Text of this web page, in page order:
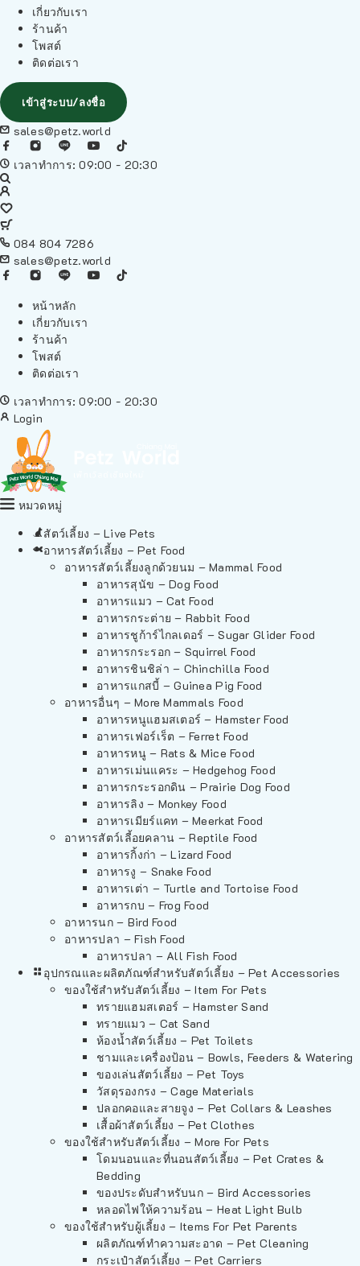
เกี่ยวกับเรา
ร้านค้า
โพสต์
ติดต่อเรา
เข้าสู่ระบบ/ลงชื่อ
sales@petz.world
เวลาทำการ: 09:00 - 20:30
084 804 7286
sales@petz.world
หน้าหลัก
เกี่ยวกับเรา
ร้านค้า
โพสต์
ติดต่อเรา
เวลาทำการ: 09:00 - 20:30
Login
หมวดหมู่
สัตว์เลี้ยง – Live Pets
อาหารสัตว์เลี้ยง – Pet Food
อาหารสัตว์เลี้ยงลูกด้วยนม – Mammal Food
อาหารสุนัข – Dog Food
อาหารแมว – Cat Food
อาหารกระต่าย – Rabbit Food
อาหารชูก้าร์ไกลเดอร์ – Sugar Glider Food
อาหารกระรอก – Squirrel Food
อาหารชินชิล่า – Chinchilla Food
อาหารแกสบี้ – Guinea Pig Food
อาหารอื่นๆ – More Mammals Food
อาหารหนูแฮมสเตอร์ – Hamster Food
อาหารเฟอร์เร็ต – Ferret Food
อาหารหนู – Rats & Mice Food
อาหารเม่นแคระ – Hedgehog Food
อาหารกระรอกดิน – Prairie Dog Food
อาหารลิง – Monkey Food
อาหารเมียร์แคท – Meerkat Food
อาหารสัตว์เลี้อยคลาน – Reptile Food
อาหารกิ้งก่า – Lizard Food
อาหารงู – Snake Food
อาหารเต่า – Turtle and Tortoise Food
อาหารกบ – Frog Food
อาหารนก – Bird Food
อาหารปลา – Fish Food
อาหารปลา – All Fish Food
อุปกรณและผลิตภัณฑ์สำหรับสัตว์เลี้ยง – Pet Accessories
ของใช้สำหรับสัตว์เลี้ยง – Item For Pets
ทรายแฮมสเตอร์ – Hamster Sand
ทรายแมว – Cat Sand
ห้องน้ำสัตว์เลี้ยง – Pet Toilets
ชามและเครื่องป้อน – Bowls, Feeders & Watering
ของเล่นสัตว์เลี้ยง – Pet Toys
วัสดุรองกรง – Cage Materials
ปลอกคอและสายจูง – Pet Collars & Leashes
เสื้อผ้าสัตว์เลี้ยง – Pet Clothes
ของใช้สำหรับสัตว์เลี้ยง – More For Pets
โดมนอนและที่นอนสัตว์เลี้ยง – Pet Crates &
Bedding
ของประดับสำหรับนก – Bird Accessories
หลอดไฟให้ความร้อน – Heat Light Bulb
ของใช้สำหรับผู้เลี้ยง – Items For Pet Parents
ผลิตภัณฑ์ทำความสะอาด – Pet Cleaning
กระเป๋าสัตว์เลี้ยง – Pet Carriers